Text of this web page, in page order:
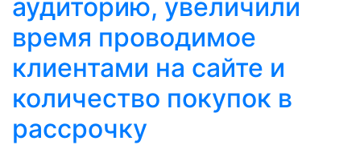
аудиторию, увеличили
время проводимое
клиентами на сайте и
количество покупок в
рассрочку